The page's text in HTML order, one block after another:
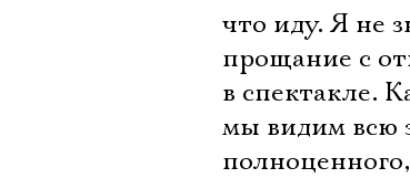
что иду. Я не
прощание с
в спектакле.
мы видим всю